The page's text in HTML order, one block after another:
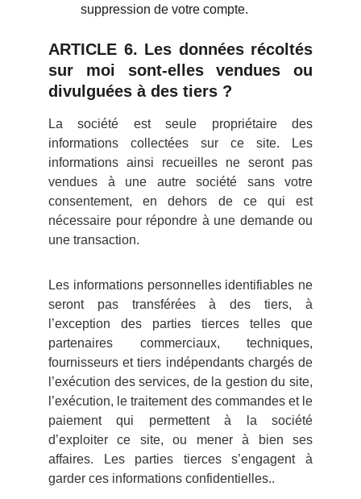
suppression de votre compte.
ARTICLE 6. Les données récoltés
sur moi sont-elles vendues ou
divulguées à des tiers ?
La société est seule propriétaire des
informations collectées sur ce site. Les
informations ainsi recueilles ne seront pas
vendues à une autre société sans votre
consentement, en dehors de ce qui est
nécessaire pour répondre à une demande ou
une transaction.
Les informations personnelles identifiables ne
seront pas transférées à des tiers, à
l’exception des parties tierces telles que
partenaires commerciaux, techniques,
fournisseurs et tiers indépendants chargés de
l’exécution des services, de la gestion du site,
l’exécution, le traitement des commandes et le
paiement qui permettent à la société
d’exploiter ce site, ou mener à bien ses
affaires. Les parties tierces s’engagent à
garder ces informations confidentielles..